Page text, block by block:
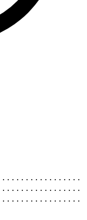
. . . . . . . . . . . . . . . .
. . . . . . . . . . . . . . . .
. . . . . . . . . . . . . . . .